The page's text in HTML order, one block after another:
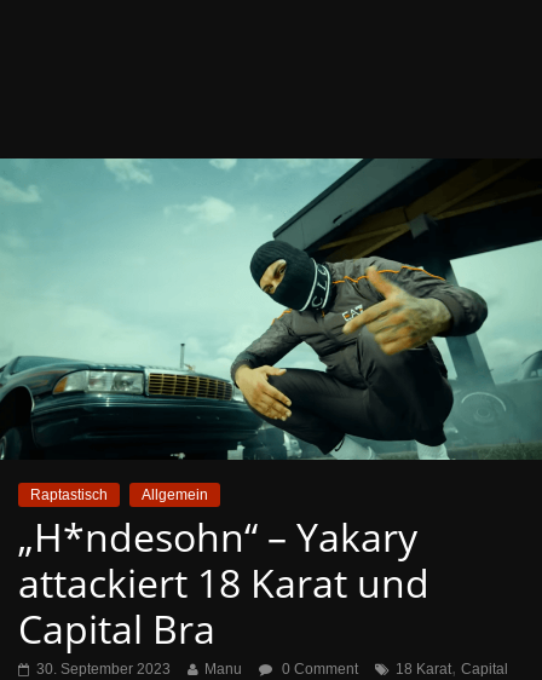
Raptastisch Allgemein
„H*ndesohn“ – Yakary
attackiert 18 Karat und
Capital Bra
30. September 2023 Manu 0 Comment 18 Karat, Capital